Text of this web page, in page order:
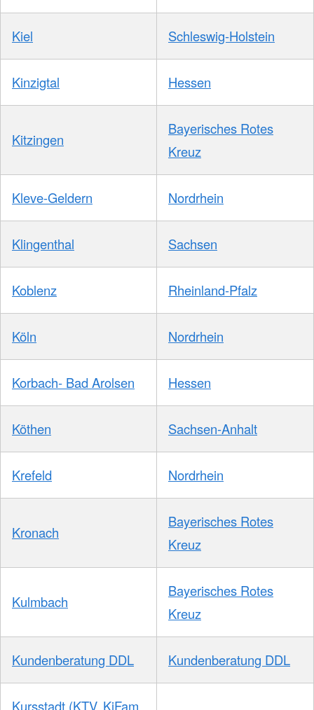
Kiel Schleswig-Holstein
Kinzigtal Hessen
Kitzingen
Bayerisches Rotes
Kreuz
Kleve-Geldern Nordrhein
Klingenthal Sachsen
Koblenz Rheinland-Pfalz
Köln Nordrhein
Korbach- Bad Arolsen Hessen
Köthen Sachsen-Anhalt
Krefeld Nordrhein
Kronach
Bayerisches Rotes
Kreuz
Kulmbach
Bayerisches Rotes
Kreuz
Kundenberatung DDL Kundenberatung DDL
Kursstadt (KTV, KiFam,